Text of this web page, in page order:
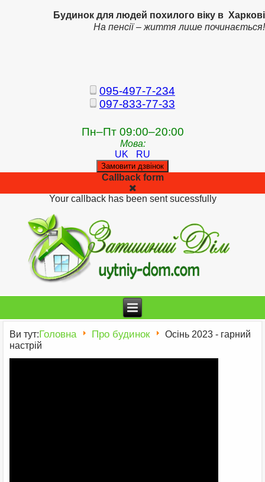
Будинок для людей похилого віку в Харкові
На пенсії – життя лише починається!
095-497-7-234
097-833-77-33
Пн–Пт 09:00–20:00
Мова:
UK
RU
Замовити дзвінок
Callback form
Your callback has been sent sucessfully
Ви тут:Головна Про будинок
Осінь 2023 - гарний
настрій